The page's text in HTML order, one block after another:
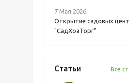
7 Мая 2026
Открытие садовых
"СадХозТорг"
Статьи Все